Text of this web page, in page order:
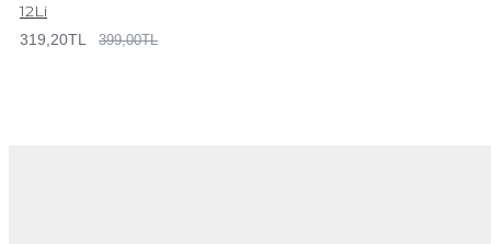
12Li
319,20TL 399,00TL